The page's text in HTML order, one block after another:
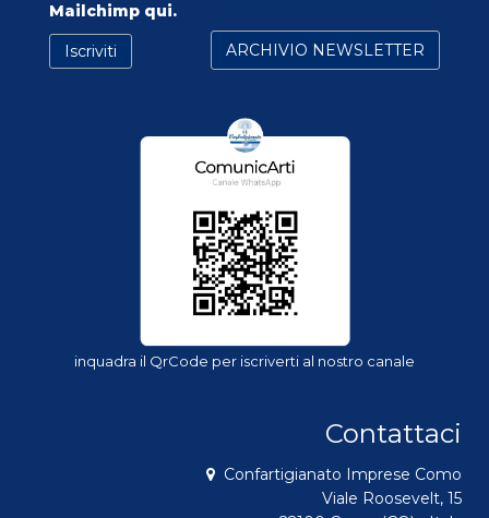
Mailchimp qui.
inquadra il QrCode per iscriverti al nostro canale
Contattaci
Confartigianato Imprese Como
Viale Roosevelt, 15